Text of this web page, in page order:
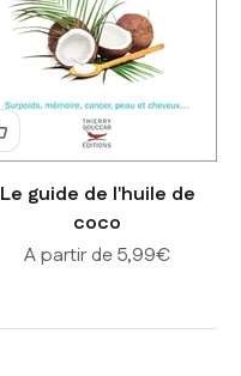
Le guide de l'huile de
coco
Prix de vente
A partir de 5,99€